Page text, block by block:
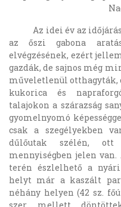
Az idei év az
az őszi gabona
elvégzésének, ezért
gazdák, de sajnos még
műveletlenül otthagyták,
kukorica és
talajokon a szárazság
gyomelnyomó
csak a szegélyekben
dűlőutak szélén,
mennyiségben jelen
terén észlelhető a
helyt már a kaszált
néhány helyen (42 sz.